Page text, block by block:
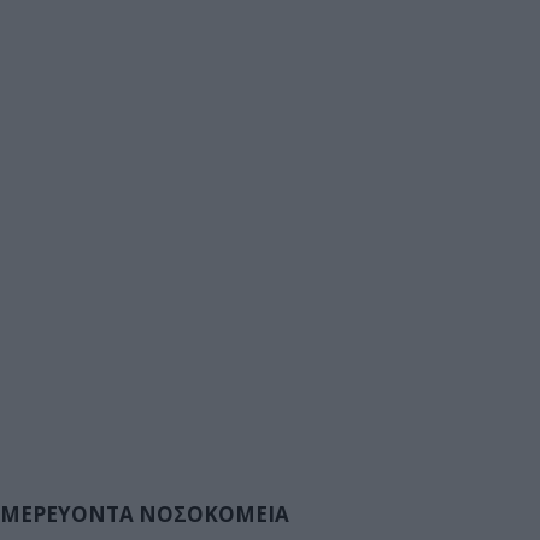
ΝΟΣΟΚΟΜΕΙΑ